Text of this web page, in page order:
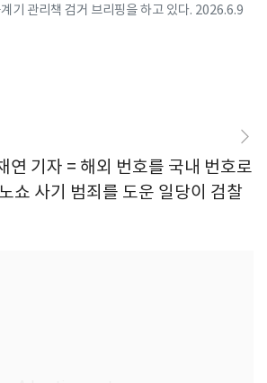
기 관리책 검거 브리핑을 하고 있다. 2026.6.9
연 기자 = 해외 번호를 국내 번호로
쇼 사기 범죄를 도운 일당이 검찰